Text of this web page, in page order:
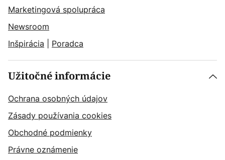
Marketingová spolupráca
Newsroom
Inšpirácia
Poradca
Užitočné informácie
Ochrana osobných údajov
Zásady používania cookies
Obchodné podmienky
Právne oznámenie